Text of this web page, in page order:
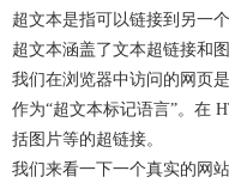
超文本是指可以链接到另一
超文本涵盖了文本超链接和图
我们在浏览器中访问的网页
作为“超文本标记语言”。在
括图片等的超链接。
我们来看一下一个真实的网